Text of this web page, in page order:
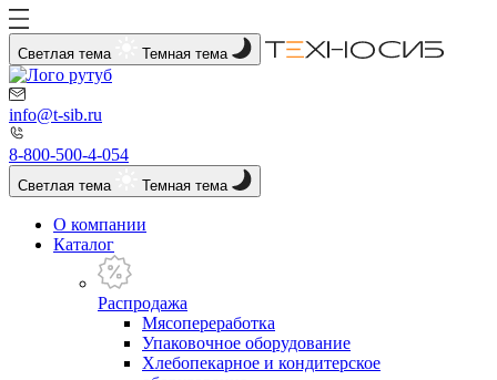
Светлая тема Темная тема
info@t-sib.ru
8-800-500-4-054
Светлая тема Темная тема
О компании
Каталог
Распродажа
Мясопереработка
Упаковочное оборудование
Хлебопекарное и кондитерское